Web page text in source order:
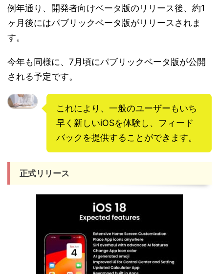
例年通り、開発者向けベータ版のリリース後、約1
ヶ月後にはパブリックベータ版がリリースされま
す。
今年も同様に、7月頃にパブリックベータ版が公開
される予定です。
これにより、一般のユーザーもいち
早く新しいiOSを体験し、フィード
バックを提供することができます。
正式リリース